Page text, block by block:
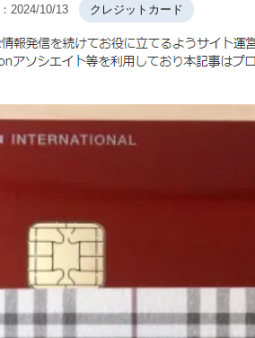
2024/10/13 クレジットカード